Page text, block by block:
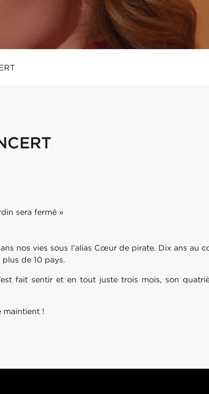
sera fermé »
nos vies sous l’alias Cœur de pirate. Dix ans au
de 10 pays.
fait sentir et en tout juste trois mois, son
maintient !